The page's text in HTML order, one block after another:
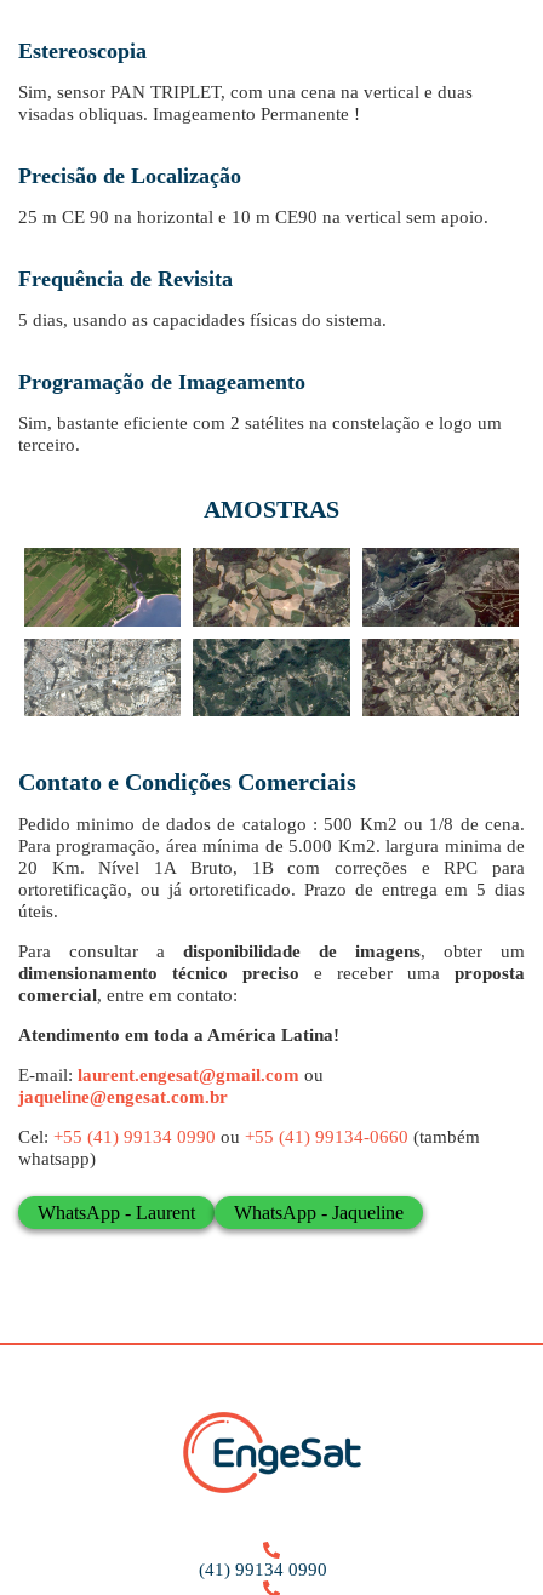
Estereoscopia
Sim, sensor PAN TRIPLET, com una cena na vertical e duas
visadas obliquas. Imageamento Permanente !
Precisão de Localização
25 m CE 90 na horizontal e 10 m CE90 na vertical sem apoio.
Frequência de Revisita
5 dias, usando as capacidades físicas do sistema.
Programação de Imageamento
Sim, bastante eficiente com 2 satélites na constelação e logo um
terceiro.
AMOSTRAS
Contato e Condições Comerciais
Pedido minimo de dados de catalogo : 500 Km2 ou 1/8 de cena.
Para programação, área mínima de 5.000 Km2. largura minima de
20 Km. Nível 1A Bruto, 1B com correções e RPC para
ortoretificação, ou já ortoretificado. Prazo de entrega em 5 dias
úteis.
Para consultar a disponibilidade de imagens, obter um
dimensionamento técnico preciso e receber uma proposta
comercial, entre em contato:
Atendimento em toda a América Latina!
E-mail: laurent.engesat@gmail.com ou
jaqueline@engesat.com.br
Cel: +55 (41) 99134 0990 ou +55 (41) 99134-0660 (também
whatsapp)
WhatsApp - Laurent WhatsApp - Jaqueline
(41) 99134 0990